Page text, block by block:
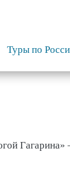
Туры по